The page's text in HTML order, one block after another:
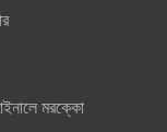
মরক্কো